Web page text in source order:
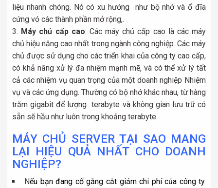
liệu nhanh chóng. Nó có xu hướng như bộ nhớ và ổ đĩa
cứng vó các thành phần mở rộng,.
Máy chủ cấp cao: Các máy chủ cấp cao là các máy
chủ hiệu năng cao nhất trong ngành công nghiệp. Các máy
chủ được sử dụng cho các triển khai của công ty cao cấp,
có khả năng xử lý đa nhiệm mạnh mẽ, và có thể xử lý tất
cả các nhiệm vụ quan trọng của một doanh nghiệp Nhiệm
vụ và các ứng dụng. Thường có bộ nhớ khác nhau, từ hàng
trăm gigabit để lượng terabyte và không gian lưu trữ có
sẵn sẽ hầu như luôn trong khoảng terabyte.
MÁY CHỦ SERVER TẠI SAO MANG
LẠI HIỆU QUẢ NHẤT CHO DOANH
NGHIỆP?
Nếu bạn đang cố gắng cắt giảm chi phí của công ty